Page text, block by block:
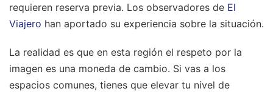
requieren reserva previa. Los observadores de El
Viajero han aportado su experiencia sobre la situación.
La realidad es que en esta región el respeto por la
imagen es una moneda de cambio. Si vas a los
espacios comunes, tienes que elevar tu nivel de